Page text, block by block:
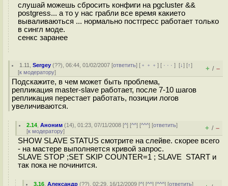
слушай можешь сбросить конфиги на pgcluster &&
postgress... а то у нас грабли все время какието
вываливаються ... нормально постгресс работает только
в сингл моде.
сенкс заранее
1.11 ,Sergey (??), 06:44, 01/02/2007 [ответить] [ ﹢﹢﹢] [ · · ·][↓] [↑]
[к модератору] + / –
Подскажите, в чем может быть проблема,
репликация master-slave работает, после 7-10 шагов
репликация перестает работать, позиции логов
увеличиваются.
2.14 ,Аноним (14), 01:23, 07/11/2008 [^] [^^] [^^^] [ответить]
[к модератору] + / –
SHOW SLAVE STATUS смотрите на слейве. скорее всего
- на мастере выполняется кривой запрос.
SLAVE STOP ;SET SKIP COUNTER=1 ; SLAVE START и
так пока не починится.
3.16 ,Александр (??), 02:29, 16/12/2009 [^] [^^] [^^^] [ответить]